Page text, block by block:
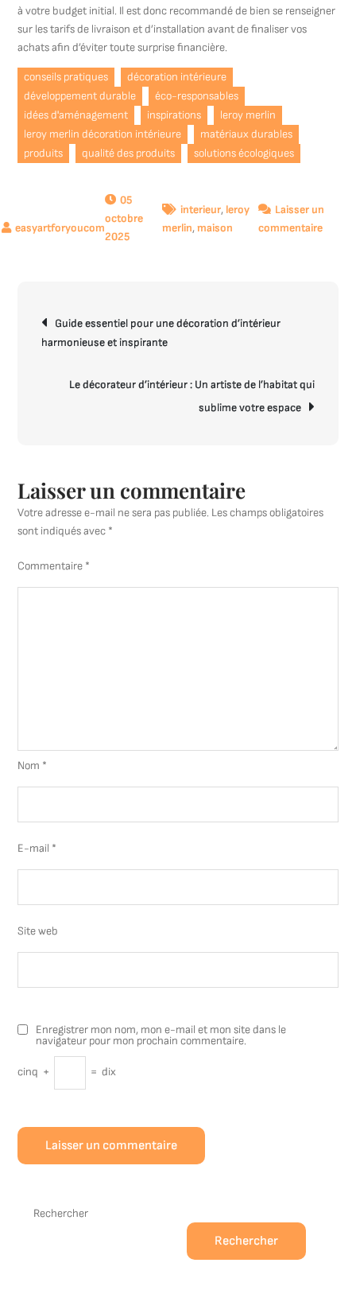
à votre budget initial. Il est donc recommandé de bien se renseigner
sur les tarifs de livraison et d’installation avant de finaliser vos
achats afin d’éviter toute surprise financière.
conseils pratiques
décoration intérieure
développement durable
éco-responsables
idées d'aménagement
inspirations
leroy merlin
leroy merlin décoration intérieure
matériaux durables
produits
qualité des produits solutions écologiques
05
octobre
2025
interieur, leroy
merlin,maison
Laisser un
commentairesur
de
l’article
Guide essentiel pour une décoration d’intérieur
harmonieuse et inspirante
Le décorateur d’intérieur : Un artiste de l’habitat qui
sublime votre espace
Laisser un commentaire
Votre adresse e-mail ne sera pas publiée. Les champs obligatoires
sont indiqués avec *
Commentaire *
Nom *
E-mail *
Site web
Enregistrer mon nom, mon e-mail et mon site dans le
navigateur pour mon prochain commentaire.
cinq + = dix
Rechercher
Rechercher